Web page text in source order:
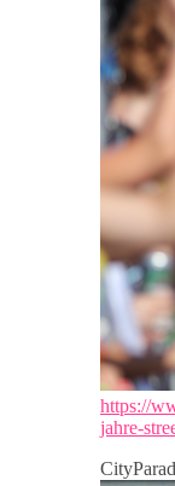
https://
jahre-